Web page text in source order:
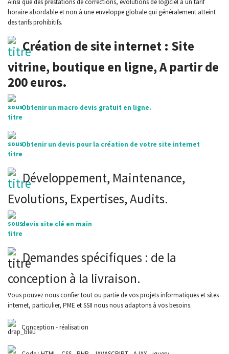
Ainsi que des prestations de corrections, évolutions de logiciel à un tarif
horaire abordable et non à une enveloppe globale qui généralement atteint
des tarifs prohibitifs.
Création de site internet : Site
vitrine, boutique en ligne, A partir de
200 euros.
Obtenir un macro devis gratuit en ligne.
Obtenir un devis pour la création de votre site internet
Développement, Maintenance,
Evolutions, Expertises, Audits.
devis site clé en main
Demandes spécifiques : de la
conception à la livraison.
Vous pouvez nous confier tout ou partie de vos projets informatiques et sites
internet, particulier, PME et SSII nous nous adaptons à vos besoins.
Conception - réalisation